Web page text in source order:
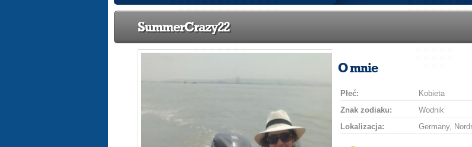
SummerCrazy22
O mnie
Płeć: Kobieta
Znak zodiaku:
Wodnik
Lokalizacja:
Germany,